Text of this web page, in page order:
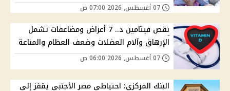
نقص فيتامين د.. 7 أعراض ومضاعفات تشمل
الإرهاق وآلام العضلات وضعف العظام والمناعة
البنك المركزي: احتياطي مصر الأجنبي يقفز إلى